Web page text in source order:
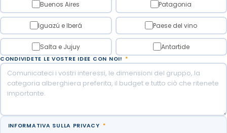
Buenos Aires Patagonia
Iguazú e Iberá Paese del vino
Salta e Jujuy Antartide
CONDIVIDETE LE VOSTRE IDEE CON NOI! *
INFORMATIVA SULLA PRIVACY *